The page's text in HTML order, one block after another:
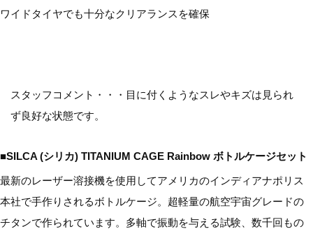
ワイドタイヤでも十分なクリアランスを確保
スタッフコメント・・・目に付くようなスレやキズは見られ
ず良好な状態です。
■SILCA (シリカ) TITANIUM CAGE Rainbow ボトルケージセット
最新のレーザー溶接機を使用してアメリカのインディアナポリス
本社で手作りされるボトルケージ。超軽量の航空宇宙グレードの
チタンで作られています。多軸で振動を与える試験、数千回もの